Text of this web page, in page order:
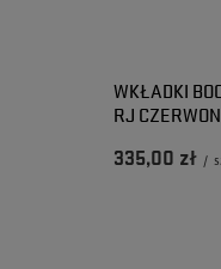
WKŁADKI
RJ
335,00 zł /